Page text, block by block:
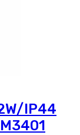
IP44